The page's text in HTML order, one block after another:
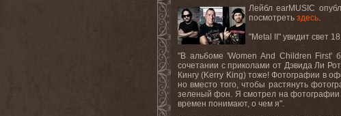
ЛейблearMUSIC
посмотреть здесь.
"Metal II" увидит свет
"В альбоме 'Women And Children First'
сочетании с приколами от Дэвида Ли
Кингу (Kerry King) тоже! Фотографии в
но вместо того, чтобы растянуть
зеленый фон. Я смотрел на фотографии
времен понимают, о чем я".